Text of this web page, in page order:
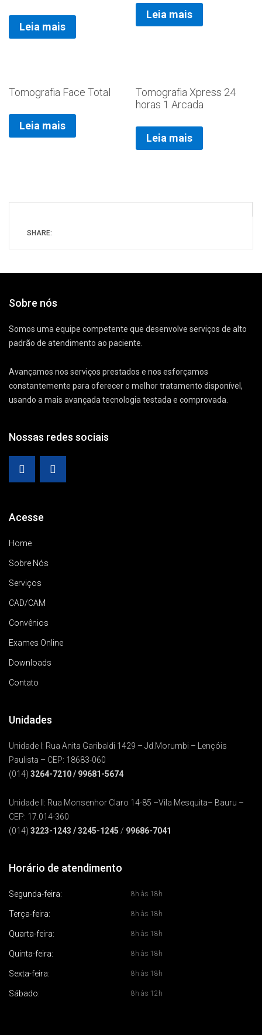
Leia mais
Leia mais
Tomografia Face Total
Leia mais
Tomografia Xpress 24
horas 1 Arcada
Leia mais
SHARE:
Sobre nós
Somos uma equipe competente que desenvolve serviços de alto
padrão de atendimento ao paciente.
Avançamos nos serviços prestados e nos esforçamos
constantemente para oferecer o melhor tratamento disponível,
usando a mais avançada tecnologia testada e comprovada.
Nossas redes sociais
Acesse
Home
Sobre Nós
Serviços
CAD/CAM
Convênios
Exames Online
Downloads
Contato
Unidades
Unidade I: Rua Anita Garibaldi 1429 – Jd.Morumbi – Lençóis
Paulista – CEP: 18683-060
(014) 3264-7210/ 99681-5674
Unidade II: Rua Monsenhor Claro 14-85 –Vila Mesquita– Bauru –
CEP: 17.014-360
(014) 3223-1243 /3245-1245 / 99686-7041
Horário de atendimento
Segunda-feira: 8h às 18h
Terça-feira: 8h às 18h
Quarta-feira: 8h às 18h
Quinta-feira: 8h às 18h
Sexta-feira: 8h às 18h
Sábado: 8h às 12h